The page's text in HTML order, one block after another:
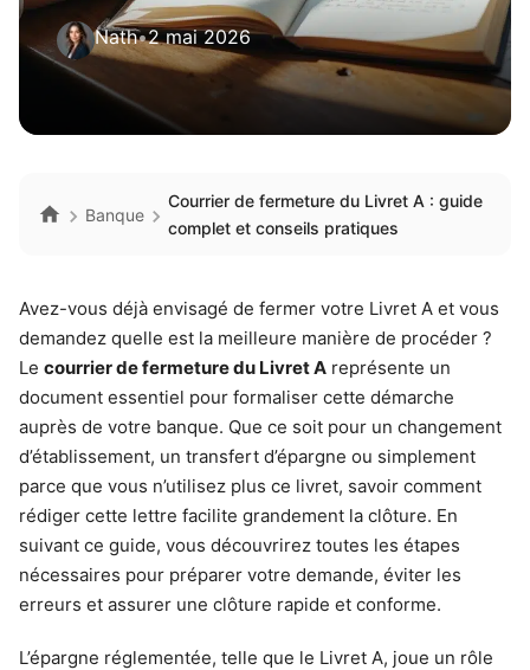
Nath•2 mai 2026
Banque
Courrier de fermeture du Livret A : guide
complet et conseils pratiques
Avez-vous déjà envisagé de fermer votre Livret A et vous
demandez quelle est la meilleure manière de procéder ?
Le courrier de fermeture du Livret A représente un
document essentiel pour formaliser cette démarche
auprès de votre banque. Que ce soit pour un changement
d’établissement, un transfert d’épargne ou simplement
parce que vous n’utilisez plus ce livret, savoir comment
rédiger cette lettre facilite grandement la clôture. En
suivant ce guide, vous découvrirez toutes les étapes
nécessaires pour préparer votre demande, éviter les
erreurs et assurer une clôture rapide et conforme.
L’épargne réglementée, telle que le Livret A, joue un rôle